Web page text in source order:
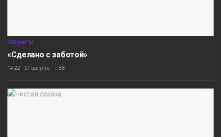
Сюжеты
«Сделано с заботой»
14:22 07 августа 86